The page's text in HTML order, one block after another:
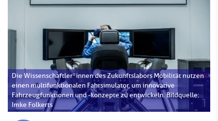
Die Wissenschaftler*innen des Zukunftslabors Mobilität nutzen
einen multifunktionalen Fahrsimulator, um innovative
Fahrzeugfunktionen und -konzepte zu entwickeln. Bildquelle:
Imke Folkerts